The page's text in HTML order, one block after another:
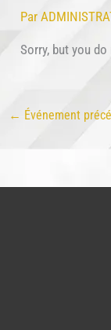
Par
Sorry, but you
← Événement